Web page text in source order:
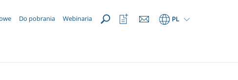
Do pobrania Webinaria PL
Otwórz
listę